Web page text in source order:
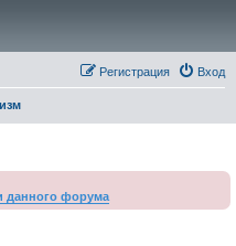
Вход
Регистрация
данного форума